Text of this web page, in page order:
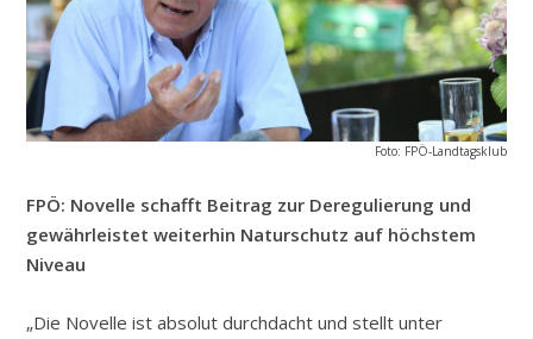
Foto: FPÖ-Landtagsklub
FPÖ: Novelle schafft Beitrag zur Deregulierung und
gewährleistet weiterhin Naturschutz auf höchstem
Niveau
„Die Novelle ist absolut durchdacht und stellt unter